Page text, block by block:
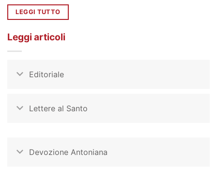
LEGGI TUTTO
Leggi articoli
Editoriale
Lettere al Santo
Devozione Antoniana